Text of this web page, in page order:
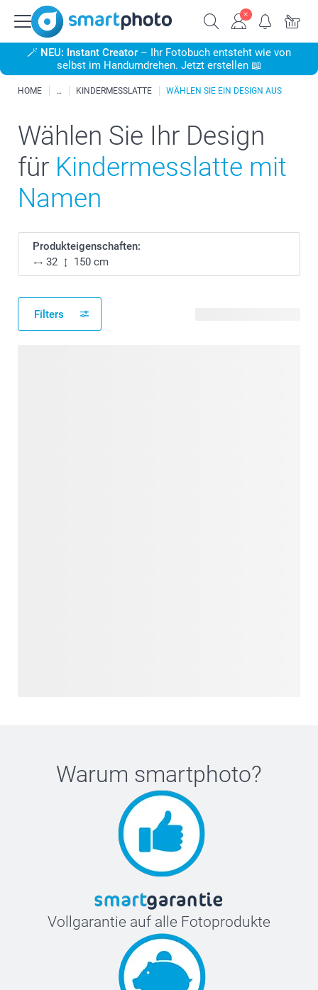
🪄 NEU: Instant Creator – Ihr Fotobuch entsteht wie von
selbst im Handumdrehen. Jetzt erstellen 📖
HOME KINDERMESSLATTE WÄHLEN SIE EIN DESIGN AUS
Wählen Sie Ihr Design
für Kindermesslatte mit
Namen
Produkteigenschaften:
32
150 cm
Filters
Warum smartphoto?
Vollgarantie auf alle Fotoprodukte